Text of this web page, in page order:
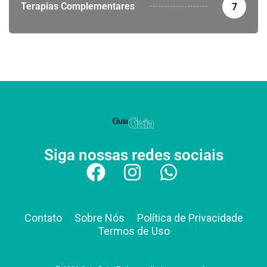
Terapias Complementares 7
Siga nossas redes sociais
Contato Sobre Nós
Política de Privacidade
Termos de Uso